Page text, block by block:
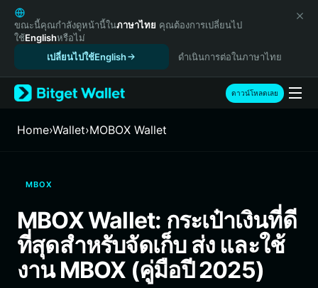
English
日本語
Tiếng Việt
Español (Latinoamérica)
Türkçe
Français
繁體中文
Bahasa Indonesia
ภาษาไทย
हिन्दी
Español
ขณะนี้คุณกำลังดูหน้านี้ในภาษาไทย คุณต้องการเปลี่ยนไป
ใช้Englishหรือไม่
เปลี่ยนไปใช้English
ดำเนินการต่อในภาษาไทย
ดาวน์โหลดเลย
Home›Wallet›MOBOX Wallet
MBOX
MBOX Wallet: กระเป๋าเงินที่ดี
ที่สุดสำหรับจัดเก็บ ส่ง และใช้
งาน MBOX (คู่มือปี 2025)